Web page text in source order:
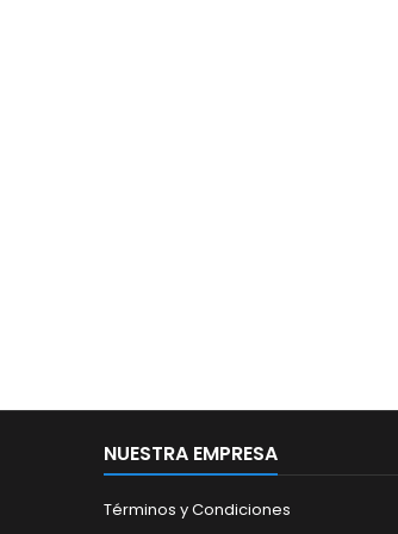
NUESTRA EMPRESA
Términos y Condiciones